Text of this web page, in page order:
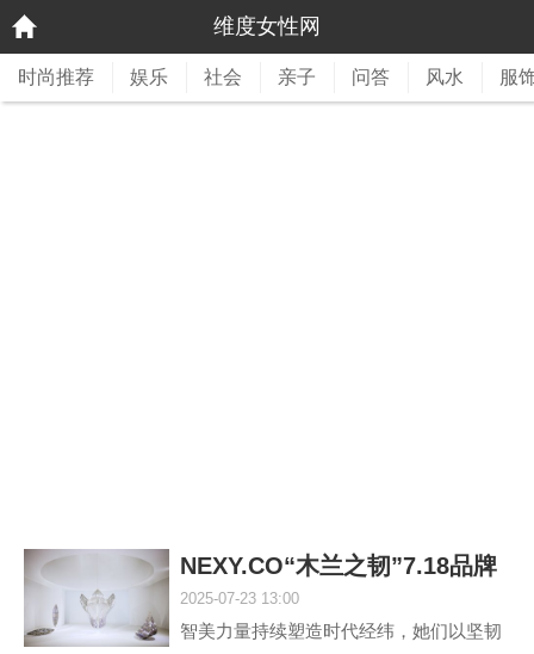
维度女性网
时尚推荐 娱乐 社会 亲子 问答 风水 服
NEXY.CO“木兰之韧”7.18品牌
2025-07-23 13:00
智美力量持续塑造时代经纬，她们以坚韧